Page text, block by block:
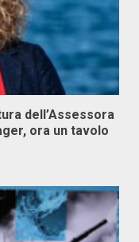
dell’Assessora
ora un tavolo